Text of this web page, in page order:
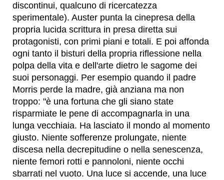
discontinui, qualcuno di ricercatezza
sperimentale). Auster punta la cinepresa della
propria lucida scrittura in presa diretta sui
protagonisti, con primi piani e totali. E poi affonda
ogni tanto il bisturi della propria riflessione nella
polpa della vita e dell'arte dietro le sagome dei
suoi personaggi. Per esempio quando il padre
Morris perde la madre, già anziana ma non
troppo: "è una fortuna che gli siano state
risparmiate le pene di accompagnarla in una
lunga vecchiaia. Ha lasciato il mondo al momento
giusto. Niente sofferenze prolungate, niente
discesa nella decrepitudine o nella senescenza,
niente femori rotti e pannoloni, niente occhi
sbarrati nel vuoto. Una luce si accende, una luce